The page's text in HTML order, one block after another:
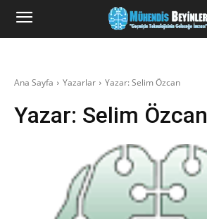
Ana Sayfa Yazarlar Yazar: Selim Özcan
Yazar: Selim Özcan